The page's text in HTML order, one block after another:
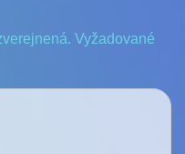
Vyžadované